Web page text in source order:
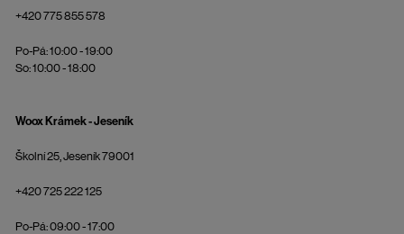
+420 775 855 578
Po-Pá: 10:00 - 19:00
So: 10:00 - 18:00
Woox Krámek - Jeseník
Školní 25, Jeseník 79001
+420 725 222 125
Po-Pá: 09:00 - 17:00